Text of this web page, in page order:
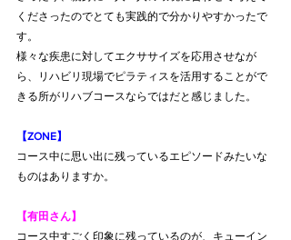
くださったのでとても実践的で分かりやすかったで
す。
様々な疾患に対してエクササイズを応用させなが
ら、リハビリ現場でピラティスを活用することがで
きる所がリハブコースならではだと感じました。
【ZONE】
コース中に思い出に残っているエピソードみたいな
ものはありますか。
【有田さん】
コース中すごく印象に残っているのが、キューイン